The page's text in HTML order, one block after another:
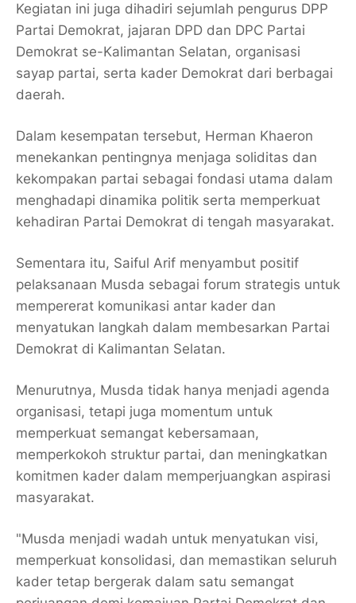
Kegiatan ini juga dihadiri sejumlah pengurus DPP
Partai Demokrat, jajaran DPD dan DPC Partai
Demokrat se-Kalimantan Selatan, organisasi
sayap partai, serta kader Demokrat dari berbagai
daerah.
Dalam kesempatan tersebut, Herman Khaeron
menekankan pentingnya menjaga soliditas dan
kekompakan partai sebagai fondasi utama dalam
menghadapi dinamika politik serta memperkuat
kehadiran Partai Demokrat di tengah masyarakat.
Sementara itu, Saiful Arif menyambut positif
pelaksanaan Musda sebagai forum strategis untuk
mempererat komunikasi antar kader dan
menyatukan langkah dalam membesarkan Partai
Demokrat di Kalimantan Selatan.
Menurutnya, Musda tidak hanya menjadi agenda
organisasi, tetapi juga momentum untuk
memperkuat semangat kebersamaan,
memperkokoh struktur partai, dan meningkatkan
komitmen kader dalam memperjuangkan aspirasi
masyarakat.
"Musda menjadi wadah untuk menyatukan visi,
memperkuat konsolidasi, dan memastikan seluruh
kader tetap bergerak dalam satu semangat